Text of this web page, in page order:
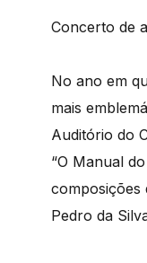
Concerto de
No ano em
mais
Auditório do
“O Manual
composições
Pedro da